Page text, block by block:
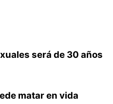
será de 30 años
matar en vida